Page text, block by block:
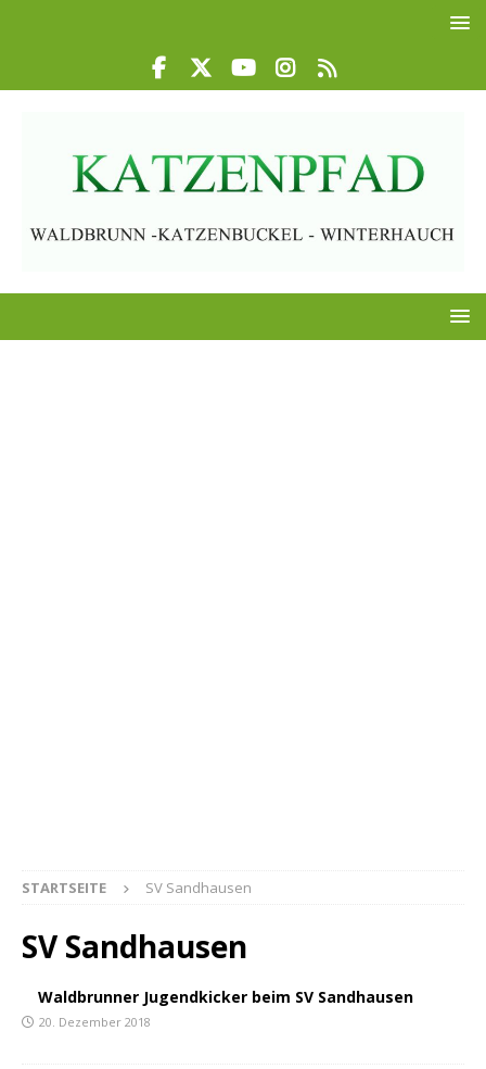
STARTSEITE SV Sandhausen
SV Sandhausen
Waldbrunner Jugendkicker beim SV Sandhausen
20. Dezember 2018